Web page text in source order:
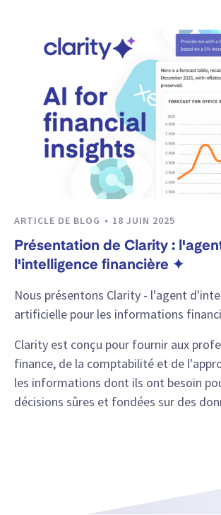
ARTICLE DE BLOG 18 JUIN 2025
Présentation de Clarity :
l'intelligence financière ✦
Nous présentons Clarity - l'agent
artificielle pour les informations
Clarity est conçu pour fournir aux
finance, de la comptabilité et de
les informations dont ils ont besoin
décisions sûres et fondées sur des